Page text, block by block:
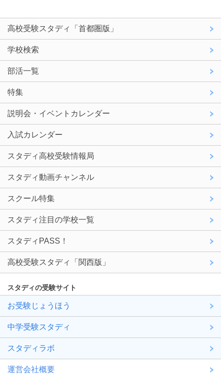
高校受験スタディ「首都圏版」
学校検索
部活一覧
特集
説明会・イベントカレンダー
入試カレンダー
スタディ高校受験情報局
スタディ動画チャンネル
スクール特集
スタディ注目の学校一覧
スタディPASS！
高校受験スタディ「関西版」
スタディの受験サイト
お受験じょうほう
中学受験スタディ
スタディラボ
運営会社概要